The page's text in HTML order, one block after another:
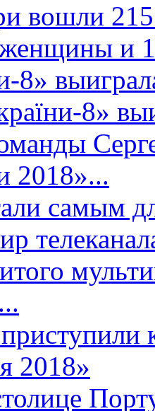
вошли 215
и
8»
8»
2018»...
самым
2018»